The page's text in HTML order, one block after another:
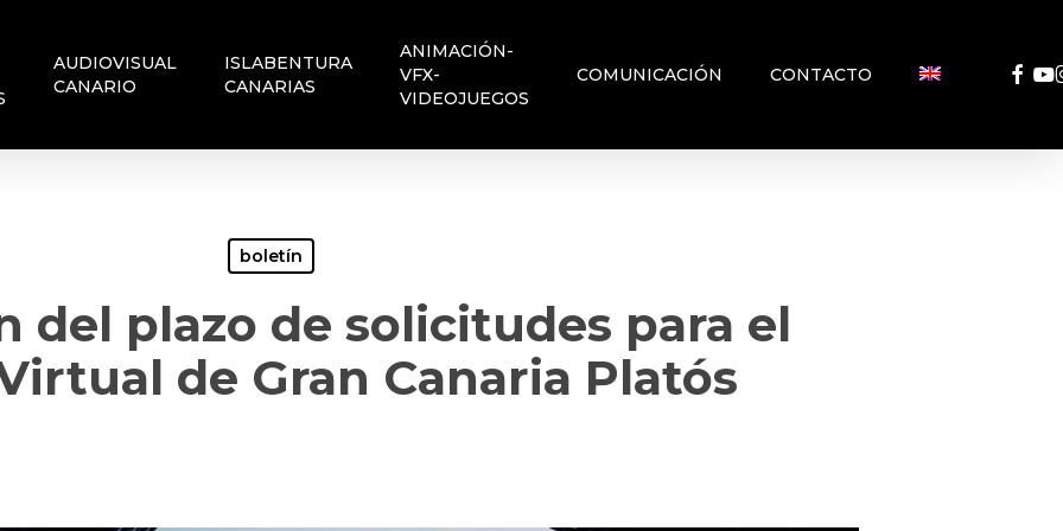
AUDIOVISUAL
CANARIO
ISLABENTURA
CANARIAS
ANIMACIÓN-
VFX-
VIDEOJUEGOS
COMUNICACIÓN CONTACTO
boletín
del plazo de solicitudes para el
de Gran Canaria Platós